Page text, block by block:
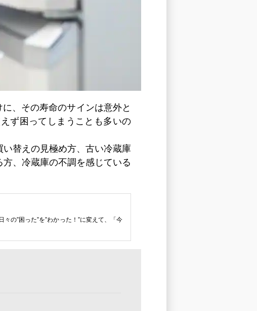
、その寿命のサインは意外と
ず困ってしまうことも多いの
替えの見極め方、古い冷蔵庫
、冷蔵庫の不調を感じている
の”困った”を”わかった！”に変えて、「今